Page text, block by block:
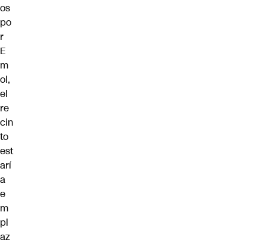
os
po
r
E
m
ol,
el
re
cin
to
est
arí
a
e
m
pl
az